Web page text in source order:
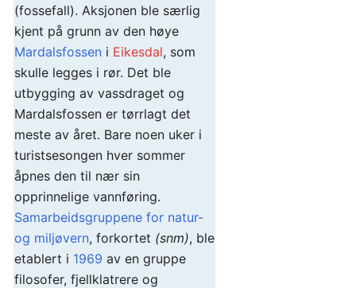
(fossefall). Aksjonen ble særlig
kjent på grunn av den høye
Mardalsfossen i Eikesdal, som
skulle legges i rør. Det ble
utbygging av vassdraget og
Mardalsfossen er tørrlagt det
meste av året. Bare noen uker i
turistsesongen hver sommer
åpnes den til nær sin
opprinnelige vannføring.
Samarbeidsgruppene for natur-
og miljøvern, forkortet (snm), ble
etablert i 1969 av en gruppe
filosofer, fjellklatrere og